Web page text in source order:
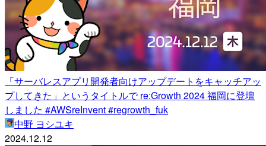
「サーバレスアプリ開発者向けアップデートをキャッチアッ
プしてきた」というタイトルで re:Growth 2024 福岡に登壇
しました #AWSreInvent #regrowth_fuk
中野 ヨシユキ
2024.12.12